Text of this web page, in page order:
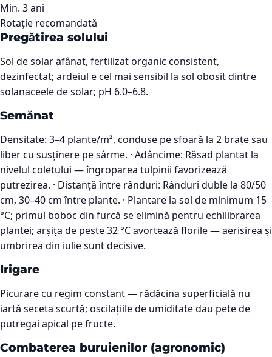
Min. 3 ani
Rotație recomandată
Pregătirea solului
Sol de solar afânat, fertilizat organic consistent,
dezinfectat; ardeiul e cel mai sensibil la sol obosit dintre
solanaceele de solar; pH 6.0–6.8.
Semănat
Densitate: 3–4 plante/m², conduse pe sfoară la 2 brațe sau
liber cu susținere pe sârme. · Adâncime: Răsad plantat la
nivelul coletului — îngroparea tulpinii favorizează
putrezirea. · Distanță între rânduri: Rânduri duble la 80/50
cm, 30–40 cm între plante. · Plantare la sol de minimum 15
°C; primul boboc din furcă se elimină pentru echilibrarea
plantei; arșița de peste 32 °C avortează florile — aerisirea și
umbrirea din iulie sunt decisive.
Irigare
Picurare cu regim constant — rădăcina superficială nu
iartă seceta scurtă; oscilațiile de umiditate dau pete de
putregai apical pe fructe.
Combaterea buruienilor (agronomic)